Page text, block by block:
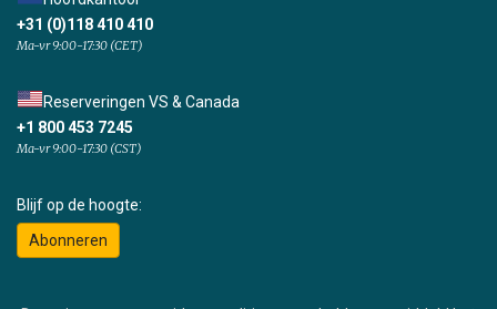
+31 (0)118 410 410
Ma-vr 9:00-17:30 (CET)
Reserveringen VS & Canada
+1 800 453 7245
Ma-vr 9:00-17:30 (CST)
Blijf op de hoogte:
Abonneren